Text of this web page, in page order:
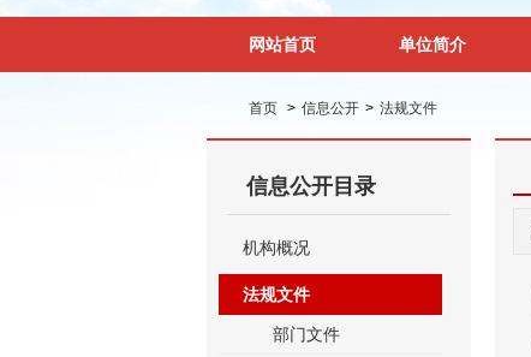
网站首页 单位简介
首页 > 信息公开 > 法规文件
信息公开目录
机构概况
法规文件
部门文件